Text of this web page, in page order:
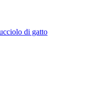
di gatto